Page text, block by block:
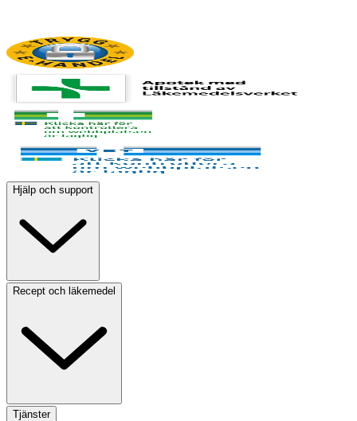
Hjälp och support
Recept och läkemedel
Tjänster